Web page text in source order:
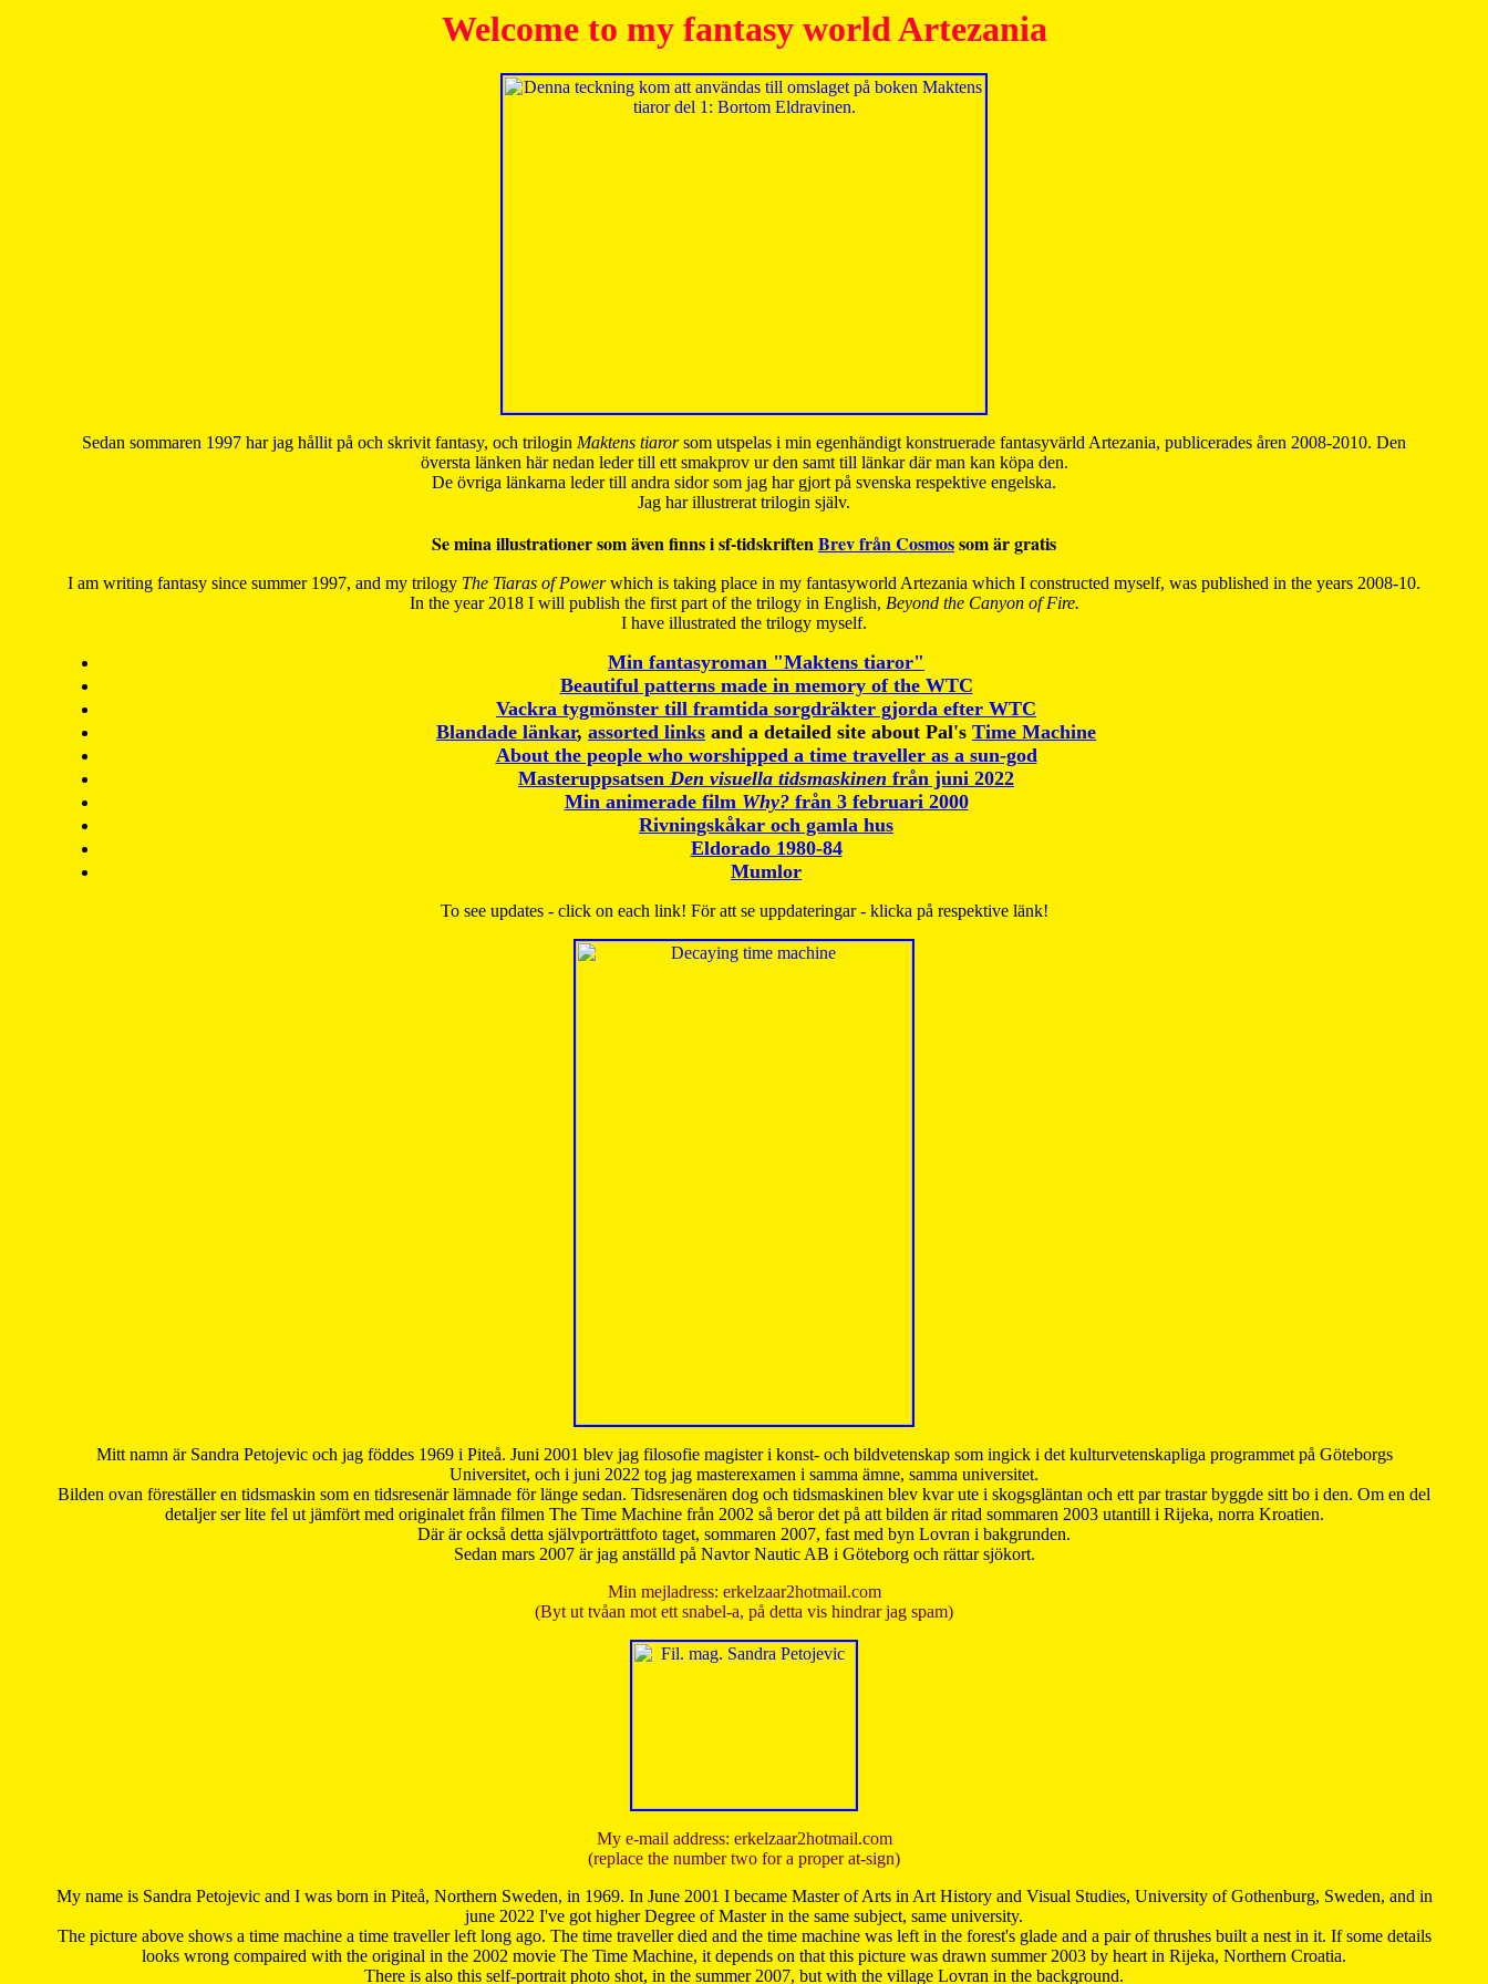
Welcome to my fantasy world Artezania
Sedan sommaren 1997 har jag hållit på och skrivit fantasy, och trilogin Maktens tiarorsom utspelas i min egenhändigt konstruerade fantasyvärld Artezania, publicerades åren 2008-2010. Den
översta länken här nedan leder till ett smakprov ur den samt till länkar där man kan köpa den.
De övriga länkarna leder till andra sidor som jag har gjort på svenska respektive engelska.
Jag har illustrerat trilogin själv.
Se mina illustrationer som även finns i sf-tidskriftenBrev från Cosmossom är gratis
I am writing fantasy since summer 1997, and my trilogy The Tiaras of Powerwhich is taking place in my fantasyworld Artezania which I constructed myself, was published in the years 2008-10.
In the year 2018 I will publish the first part of the trilogy in English, Beyond the Canyon of Fire.
I have illustrated the trilogy myself.
Min fantasyroman "Maktens tiaror"
Beautiful patterns made in memory of the WTC
Vackra tygmönster till framtida sorgdräkter gjorda efter WTC
Blandade länkar, assorted links and a detailed site about Pal's Time Machine
About the people who worshipped a time traveller as a sun-god
Masteruppsatsen Den visuella tidsmaskinen från juni 2022
Min animerade film Why?från 3 februari 2000
Rivningskåkar och gamla hus
Eldorado 1980-84
Mumlor
To see updates - click on each link! För att se uppdateringar - klicka på respektive länk!
Mitt namn är Sandra Petojevic och jag föddes 1969 i Piteå. Juni 2001 blev jag filosofie magister i konst- och bildvetenskap som ingick i det kulturvetenskapliga programmet på Göteborgs
Universitet, och i juni 2022 tog jag masterexamen i samma ämne, samma universitet.
Bilden ovan föreställer en tidsmaskin som en tidsresenär lämnade för länge sedan. Tidsresenären dog och tidsmaskinen blev kvar ute i skogsgläntan och ett par trastar byggde sitt bo i den. Om en del
detaljer ser lite fel ut jämfört med originalet från filmen The Time Machine från 2002 så beror det på att bilden är ritad sommaren 2003 utantill i Rijeka, norra Kroatien.
Där är också detta självporträttfoto taget, sommaren 2007, fast med byn Lovran i bakgrunden.
Sedan mars 2007 är jag anställd på Navtor Nautic AB i Göteborg och rättar sjökort.
Min mejladress: erkelzaar2hotmail.com
(Byt ut tvåan mot ett snabel-a, på detta vis hindrar jag spam)
My e-mail address: erkelzaar2hotmail.com
(replace the number two for a proper at-sign)
My name is Sandra Petojevic and I was born in Piteå, Northern Sweden, in 1969. In June 2001 I became Master of Arts in Art History and Visual Studies, University of Gothenburg, Sweden, and in
june 2022 I've got higher Degree of Master in the same subject, same university.
The picture above shows a time machine a time traveller left long ago. The time traveller died and the time machine was left in the forest's glade and a pair of thrushes built a nest in it. If some details
looks wrong compaired with the original in the 2002 movie The Time Machine, it depends on that this picture was drawn summer 2003 by heart in Rijeka, Northern Croatia.
There is also this self-portrait photo shot, in the summer 2007, but with the village Lovran in the background.